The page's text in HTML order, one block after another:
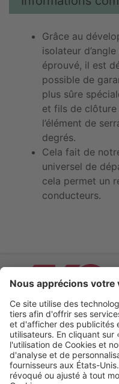
Grâce au
isolateur
éprouvé, il est
possible de
plus sûre
et fils de
l’élément de
degrés.
Cela fait de
universel de
cela permet un
conducteurs.
Evènements
Catalogues online